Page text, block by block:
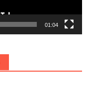
01:04